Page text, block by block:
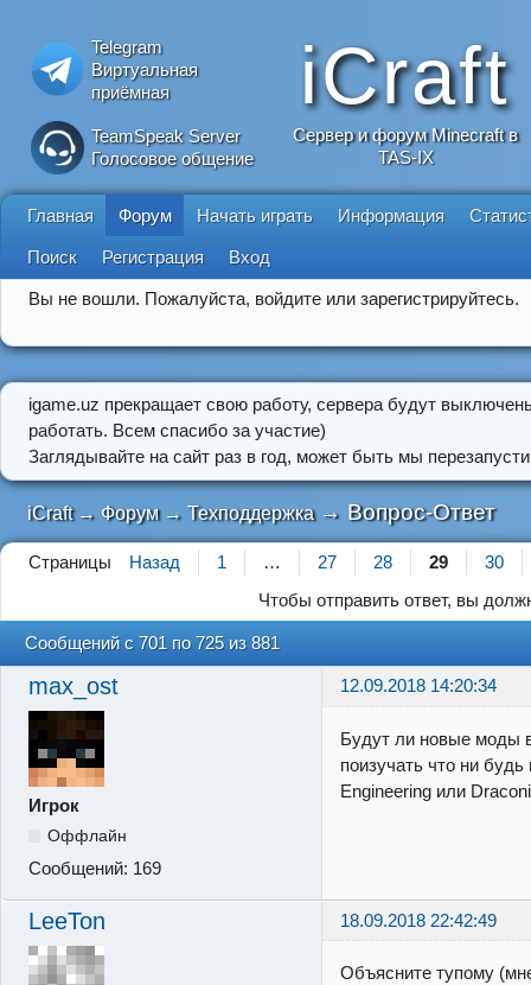
Telegram
Виртуальная
приёмная
TeamSpeak Server
Голосовое общение
iCraft
Сервер и форум Minecraft в
TAS-IX
Главная Форум Начать играть Информация
Поиск Регистрация Вход
Вы не вошли. Пожалуйста, войдите или зарегистрируйтесь.
igame.uz прекращает свою работу, сервера будут
работать. Всем спасибо за участие)
Заглядывайте на сайт раз в год, может быть мы
iCraft → Форум →Техподдержка → Вопрос-Ответ
Страницы Назад 1 … 27 28 29
30
Чтобы отправить ответ, вы
Сообщений с 701 по 725 из 881
max_ost 12.09.2018 14:20:34
Игрок
Оффлайн
Сообщений: 169
Будут ли новые моды
поизучать что ни
Engineering или
LeeTon 18.09.2018 22:42:49
Объясните тупому